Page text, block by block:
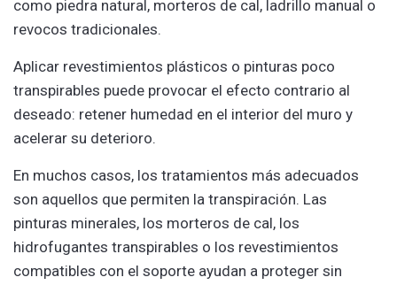
como piedra natural, morteros de cal, ladrillo manual o
revocos tradicionales.
Aplicar revestimientos plásticos o pinturas poco
transpirables puede provocar el efecto contrario al
deseado: retener humedad en el interior del muro y
acelerar su deterioro.
En muchos casos, los tratamientos más adecuados
son aquellos que permiten la transpiración. Las
pinturas minerales, los morteros de cal, los
hidrofugantes transpirables o los revestimientos
compatibles con el soporte ayudan a proteger sin